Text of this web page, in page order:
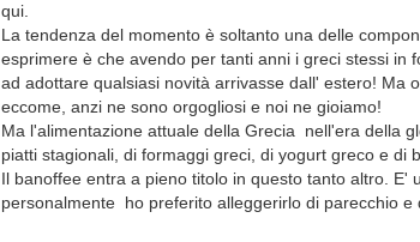
qui.
La tendenza del momento è soltanto una delle
esprimere è che avendo per tanti anni i greci stessi in
ad adottare qualsiasi novità arrivasse dall' estero! Ma
eccome, anzi ne sono orgogliosi e noi ne gioiamo!
Ma l'alimentazione attuale della Grecia nell'era della
piatti stagionali, di formaggi greci, di yogurt greco e di
Il banoffee entra a pieno titolo in questo tanto altro.
personalmente ho preferito alleggerirlo di parecchio